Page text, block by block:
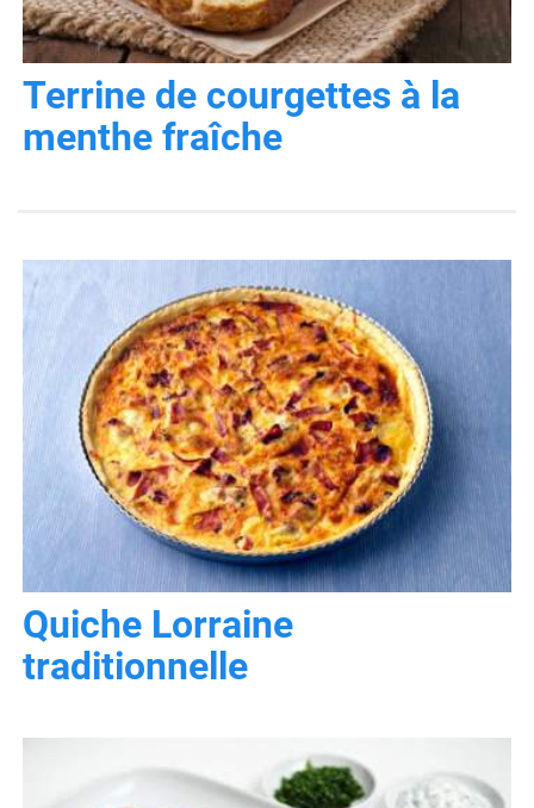
Terrine de courgettes à la
menthe fraîche
Quiche Lorraine
traditionnelle